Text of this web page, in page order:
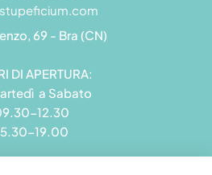
69 - Bra (CN)
DI APERTURA:
a Sabato
12.30
19.00